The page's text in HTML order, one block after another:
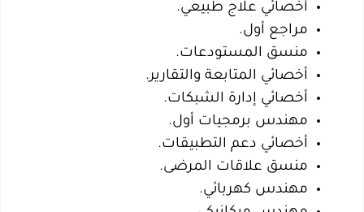
أخصائي علاج طبيعي.
مراجع أول.
منسق المستودعات.
أخصائي المتابعة والتقارير.
أخصائي إدارة الشبكات.
مهندس برمجيات أول.
أخصائي دعم التطبيقات.
منسق علاقات المرضى.
مهندس كهربائي.